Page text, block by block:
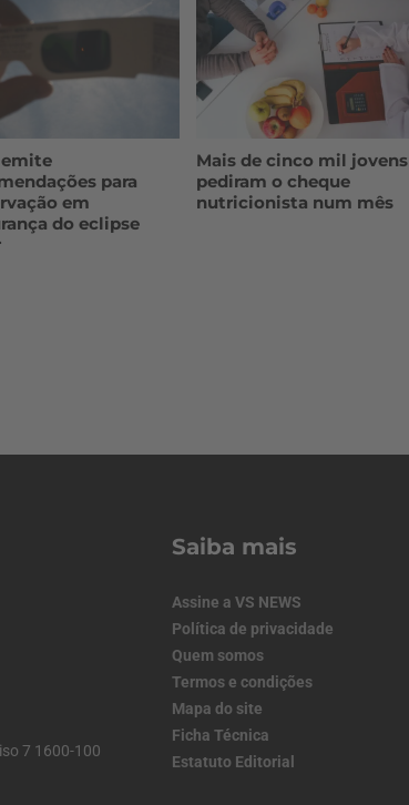
emite
para
em
do eclipse
Mais de cinco mil jovens
pediram o cheque
nutricionista num mês
7 1600-100
Saiba mais
Assine a VS NEWS
Política de privacidade
Quem somos
Termos e condições
Mapa do site
Ficha Técnica
Estatuto Editorial